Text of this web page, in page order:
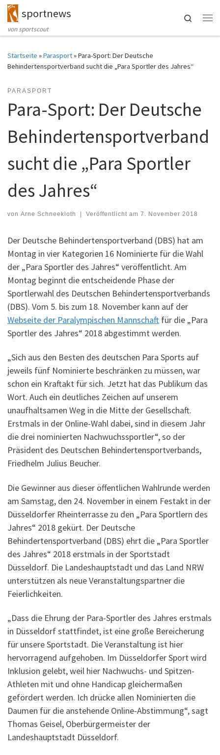
Zum Inhalt springen
sportnews
von sportscout
Search
Startseite »Parasport»Para-Sport: Der Deutsche
Behindertensportverband sucht die „Para Sportler des Jahres“
PARASPORT
Para-Sport: Der Deutsche
Behindertensportverband
sucht die „Para Sportler
des Jahres“
von Arne Schneekloth | Veröffentlicht am 7. November 2018
Der Deutsche Behindertensportverband (DBS) hat am
Montag in vier Kategorien 16 Nominierte für die Wahl
der „Para Sportler des Jahres“ veröffentlicht. Am
Montag beginnt die entscheidende Phase der
Sportlerwahl des Deutschen Behindertensportverbands
(DBS). Vom 5. bis zum 18. November kann auf der
Webseite der Paralympischen Mannschaft für die „Para
Sportler des Jahres“ 2018 abgestimmt werden.
„Sich aus den Besten des deutschen Para Sports auf
jeweils fünf Nominierte beschränken zu müssen, war
schon ein Kraftakt für sich. Jetzt hat das Publikum das
Wort. Auch ein deutliches Zeichen auf unserem
unaufhaltsamen Weg in die Mitte der Gesellschaft.
Erstmals in der Online-Wahl dabei, sind in diesem Jahr
die drei nominierten Nachwuchssportler“, so der
Präsident des Deutschen Behindertensportverbands,
Friedhelm Julius Beucher.
Die Gewinner aus dieser öffentlichen Wahlrunde werden
am Samstag, den 24. November in einem Festakt in der
Düsseldorfer Rheinterrasse zu den „Para Sportlern des
Jahres“ 2018 gekürt. Der Deutsche
Behindertensportverband (DBS) ehrt die „Para Sportler
des Jahres“ 2018 erstmals in der Sportstadt
Düsseldorf. Die Landeshauptstadt und das Land NRW
unterstützen als neue Veranstaltungspartner die
Feierlichkeiten.
„Dass die Ehrung der Para-Sportler des Jahres erstmals
in Düsseldorf stattfindet, ist eine große Bereicherung
für unsere Sportstadt. Die Veranstaltung ist hier
hervorragend aufgehoben. Im Düsseldorfer Sport wird
Inklusion gelebt, weil hier Nachwuchs- und Spitzen-
Athleten mit und ohne Handicap gleichermaßen
gefördert werden. Ich drücke allen Nominierten die
Daumen für die anstehende Online-Abstimmung“, sagt
Thomas Geisel, Oberbürgermeister der
Landeshauptstadt Düsseldorf.